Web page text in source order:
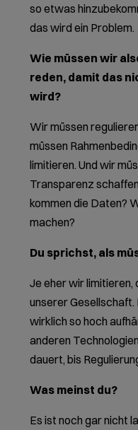
so etwas
das wird ein Problem.
Wie müssen wir
reden, damit das
wird?
Wir müssen
müssen
limitieren. Und wir
Transparenz
kommen die Daten?
machen?
Du sprichst, als
Je eher wir
unserer Gesellschaft.
wirklich so hoch
anderen
dauert, bis
Was meinst du?
Es ist noch gar nicht